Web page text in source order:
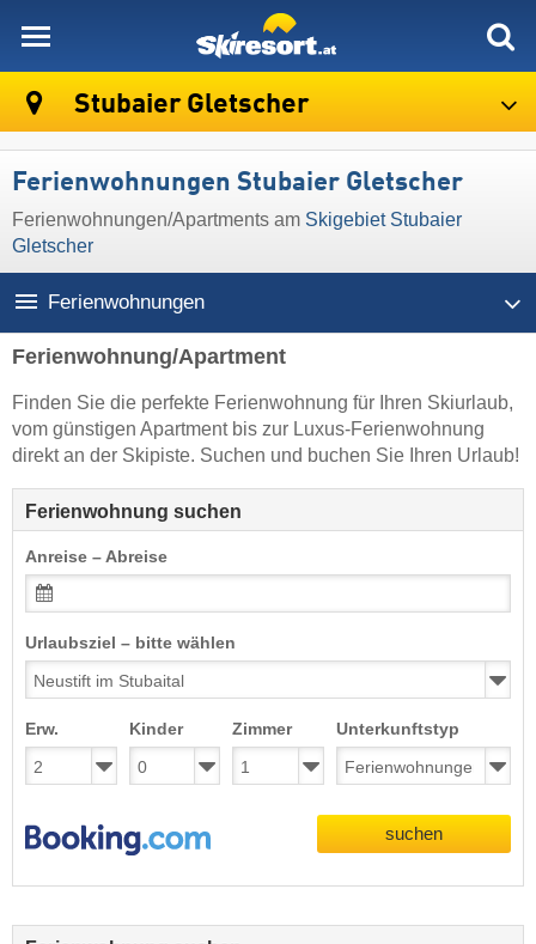
Stubaier Gletscher
Ferienwohnungen Stubaier Gletscher
Ferienwohnungen/Apartments am Skigebiet Stubaier
Gletscher
Ferienwohnungen
Ferienwohnung/Apartment
Finden Sie die perfekte Ferienwohnung für Ihren Skiurlaub,
vom günstigen Apartment bis zur Luxus-Ferienwohnung
direkt an der Skipiste. Suchen und buchen Sie Ihren Urlaub!
Ferienwohnung suchen
Anreise – Abreise
Urlaubsziel – bitte wählen
Erw. Kinder Zimmer Unterkunftstyp
suchen